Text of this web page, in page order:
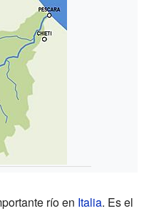
río en Italia. Es el